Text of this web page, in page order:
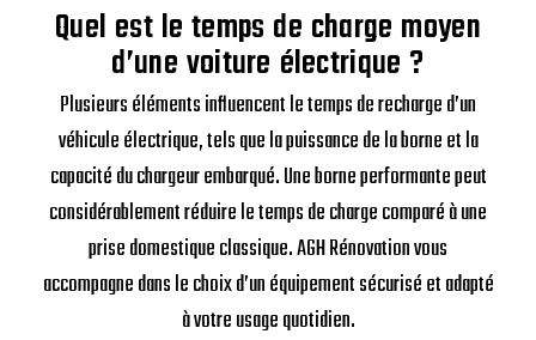
Quel est le temps de charge moyen
d’une voiture électrique ?
Plusieurs éléments influencent le temps de recharge d’un
véhicule électrique, tels que la puissance de la borne et la
capacité du chargeur embarqué. Une borne performante peut
considérablement réduire le temps de charge comparé à une
prise domestique classique. AGH Rénovation vous
accompagne dans le choix d’un équipement sécurisé et adapté
à votre usage quotidien.